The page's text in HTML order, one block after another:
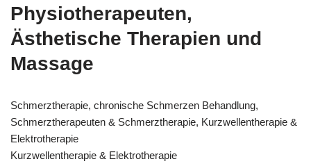
Physiotherapeuten,
Ästhetische Therapien und
Massage
Schmerztherapie, chronische Schmerzen Behandlung,
Schmerztherapeuten & Schmerztherapie, Kurzwellentherapie &
Elektrotherapie
Kurzwellentherapie & Elektrotherapie